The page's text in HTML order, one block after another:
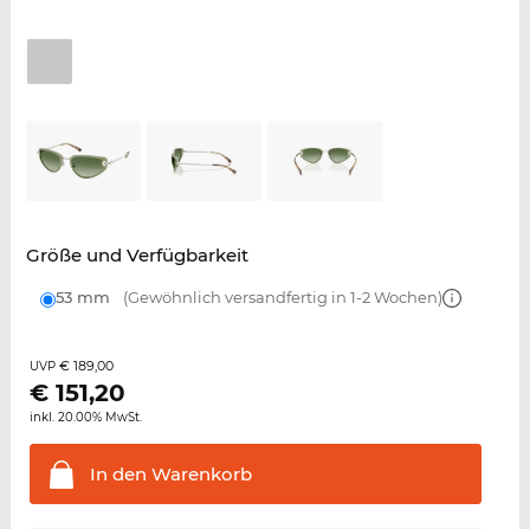
Größe und Verfügbarkeit
53 mm (Gewöhnlich versandfertig in 1-2 Wochen)
UVP € 189,00
€ 151,20
inkl. 20.00% MwSt.
In den Warenkorb